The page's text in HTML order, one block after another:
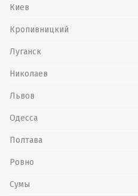
Киев
Кропивницкий
Луганск
Николаев
Львов
Одесса
Полтава
Ровно
Сумы